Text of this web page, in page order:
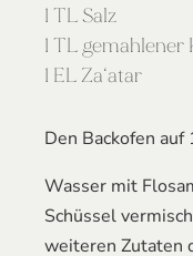
1 TL Salz
1 TL
1 EL Za‘atar
Den Backofen auf
Wasser mit
Schüssel
weiteren Zutaten